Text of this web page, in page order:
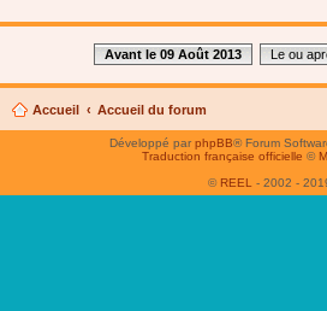
Avant le 09 Août 2013 Le ou
Accueil Accueil du forum
Développé parphpBB® Forum
Traduction française officielle ©
© REEL - 2002 -